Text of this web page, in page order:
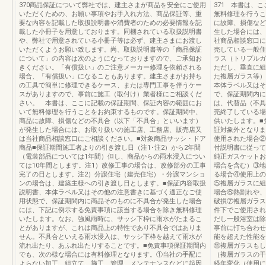
370商品保証について弊社では、建主さまが商品を安全にご使用
いただくための、お願い事項やお手入れ方法、商品保証等、重
要な内容を記載した取扱説明書や消費者のための必要情報を記
載した小冊子を用意しております。同梱されている取扱説明書
や、弊社で用意されている小冊子等は必ず、建主さまにお渡し
いただくようお願い致します。尚、取扱説明書等の「商品保証
について」の内容は次のようになっておりますので、ご承知お
きください。「有償扱い」のご注意メーカー修理を依頼される
場合、「有償扱い」になることもあります。建主さまがお持ち
の工具で簡単に修理できるケース、または専門工事を伴うケー
スがありますので、事前に施工（取付け）業者様にご相談くだ
さい。 本書は、ここに記載の保証期間、保証内容の範囲にお
いて無料修理を行うことをお約束するものです。保証期間中、
商品に故障、損傷などの不具合（以下「不具合」といいます）
が発生した場合には、お取り扱いの施工店、工務店、販売店又
は当社商品相談窓口にご相談ください。■対象商品サッシ・ドア
商品■保証期間施工者よりの引き渡し日（注1･注2）から2年間
（電装部品については1年間）但し、商品からの雨水浸入につい
ては10年間とします。注1）改修工事の場合は、改修部分の工事
完了の日とします。注2）分譲住宅（建売住宅）・分譲マンショ
ンの場合は、建築主様への引き渡し日とします。■保証内容取扱
説明書、本体ラベル又はその他の注意書きに基づく適正なご使
用状態で、保証期間内に商品そのものに不具合が発生した場合
には、下記に例示する免責事項に該当する場合を除き無料修理
いたします。なお、強風雨時に、サッシ下枠に雨水がたまるこ
とがありますが、これは商品上の特性であり不具合ではありま
せん。不具合といえる雨水浸入は、サッシ下枠を越えて雨水が
流れ出たり、あふれ出たりすることです。■免責事項保証期間内
でも、次の様な場合には有料修理となります。①当社の手配に
よらない加工、組立て、施工、管理、メンテナンスなどに起因
371 本書は、こ
無料修理を行う
に故障、損傷な
生した場合には
社商品相談窓口
売している一般
ラス（トリプル
ただし、垂直に
た複層ガラス等
本体ラベル又は
で、保証期間内
は、代替品（不
売終了している
供いたします。■
証対象外となり
使用された場合
付説明書に従っ
純正ガスケット
場合を含む）③
る場合④使用上
⑤複層ガラスに
場合⑥熱割れや
破損⑦複層ガラ
件下でご使用さ
だし一般浴室は
事前に打ち合わ
能を超えた性能
⑪複層ガラスも
（複層ガラスの
経年変化（使用